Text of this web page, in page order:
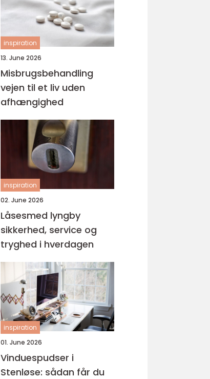
inspiration
13. June 2026
Misbrugsbehandling
vejen til et liv uden
afhængighed
inspiration
02. June 2026
Låsesmed lyngby
sikkerhed, service og
tryghed i hverdagen
inspiration
01. June 2026
Vinduespudser i
Stenløse: sådan får du